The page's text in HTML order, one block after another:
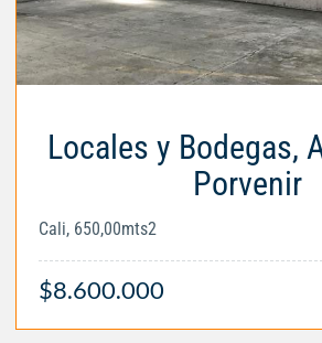
Locales y Bodegas,
Porvenir
Cali, 650,00mts2
$8.600.000